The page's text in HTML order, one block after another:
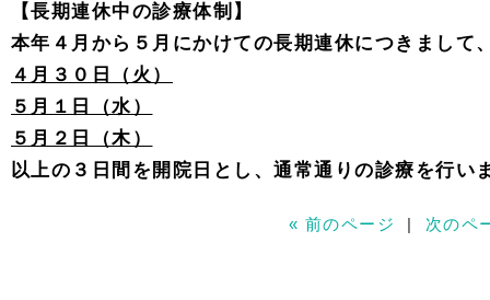
【長期連休中の診療体制】
本年４月から５月にかけての長期連休につきまして
４月３０日（火）
５月１日（水）
５月２日（木）
以上の３日間を開院日とし、通常通りの診療を行い
« 前のページ | 次のペ